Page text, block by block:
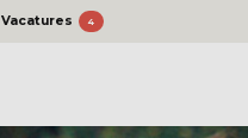
Vacatures 4